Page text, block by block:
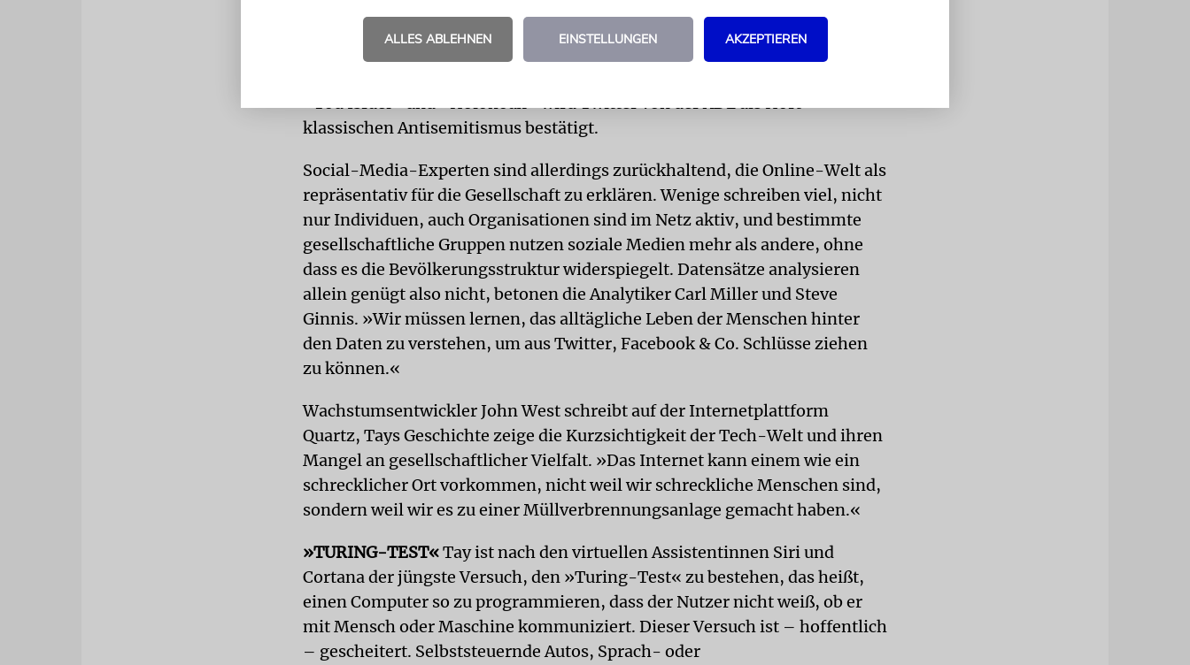
israelischen Jugendlichen zwischen 15 und 18 Jahren offenem
Antisemitismus im Netz begegnet waren, 16 Prozent persönlich gegen sie
»Tod Israel« und »Holohoax« wird Twitter von der ADL als Hort
klassischen Antisemitismus bestätigt.
Social-Media-Experten sind allerdings zurückhaltend, die Online-Welt als
repräsentativ für die Gesellschaft zu erklären. Wenige schreiben viel, nicht
nur Individuen, auch Organisationen sind im Netz aktiv, und bestimmte
gesellschaftliche Gruppen nutzen soziale Medien mehr als andere, ohne
dass es die Bevölkerungsstruktur widerspiegelt. Datensätze analysieren
allein genügt also nicht, betonen die Analytiker Carl Miller und Steve
Ginnis. »Wir müssen lernen, das alltägliche Leben der Menschen hinter
den Daten zu verstehen, um aus Twitter, Facebook & Co. Schlüsse ziehen
zu können.«
Wachstumsentwickler John West schreibt auf der Internetplattform
Quartz, Tays Geschichte zeige die Kurzsichtigkeit der Tech-Welt und ihren
Mangel an gesellschaftlicher Vielfalt. »Das Internet kann einem wie ein
schrecklicher Ort vorkommen, nicht weil wir schreckliche Menschen sind,
sondern weil wir es zu einer Müllverbrennungsanlage gemacht haben.«
»TURING-TEST«Tay ist nach den virtuellen Assistentinnen Siri und
Cortana der jüngste Versuch, den »Turing-Test« zu bestehen, das heißt,
einen Computer so zu programmieren, dass der Nutzer nicht weiß, ob er
mit Mensch oder Maschine kommuniziert. Dieser Versuch ist – hoffentlich
– gescheitert. Selbststeuernde Autos, Sprach- oder
ALLES ABLEHNEN EINSTELLUNGEN AKZEPTIEREN